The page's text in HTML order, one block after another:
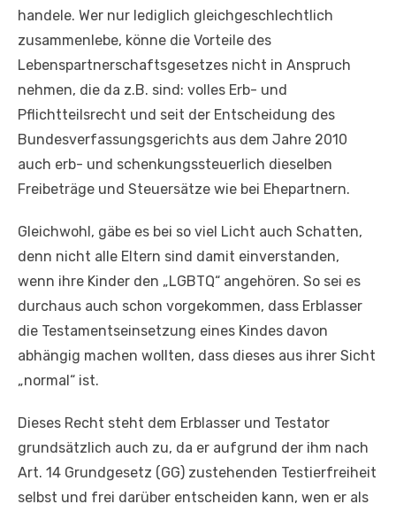
handele. Wer nur lediglich gleichgeschlechtlich
zusammenlebe, könne die Vorteile des
Lebenspartnerschaftsgesetzes nicht in Anspruch
nehmen, die da z.B. sind: volles Erb- und
Pflichtteilsrecht und seit der Entscheidung des
Bundesverfassungsgerichts aus dem Jahre 2010
auch erb- und schenkungssteuerlich dieselben
Freibeträge und Steuersätze wie bei Ehepartnern.
Gleichwohl, gäbe es bei so viel Licht auch Schatten,
denn nicht alle Eltern sind damit einverstanden,
wenn ihre Kinder den „LGBTQ“ angehören. So sei es
durchaus auch schon vorgekommen, dass Erblasser
die Testamentseinsetzung eines Kindes davon
abhängig machen wollten, dass dieses aus ihrer Sicht
„normal“ ist.
Dieses Recht steht dem Erblasser und Testator
grundsätzlich auch zu, da er aufgrund der ihm nach
Art. 14 Grundgesetz (GG) zustehenden Testierfreiheit
selbst und frei darüber entscheiden kann, wen er als